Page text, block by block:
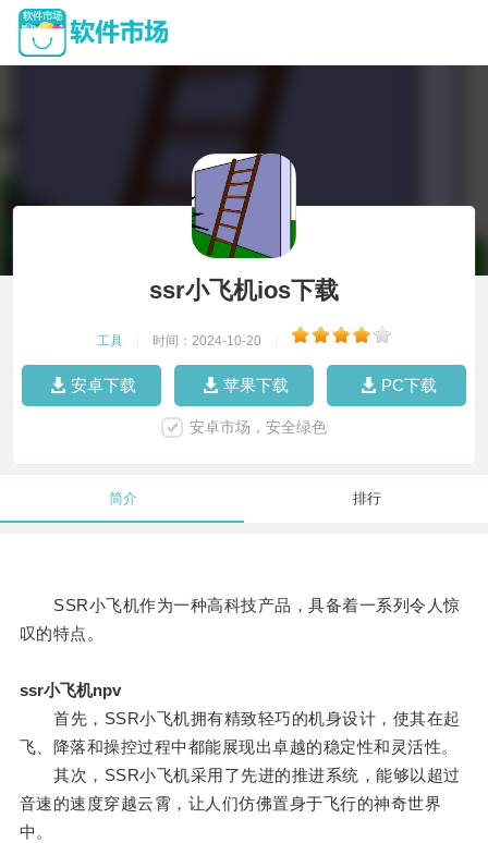
ssr小飞机ios下载
工具 时间：2024-10-20
安卓下载 苹果下载 PC下载
安卓市场，安全绿色
简介 排行
SSR小飞机作为一种高科技产品，具备着一系列令人惊
叹的特点。
ssr小飞机npv
首先，SSR小飞机拥有精致轻巧的机身设计，使其在起
飞、降落和操控过程中都能展现出卓越的稳定性和灵活性。
其次，SSR小飞机采用了先进的推进系统，能够以超过
音速的速度穿越云霄，让人们仿佛置身于飞行的神奇世界
中。